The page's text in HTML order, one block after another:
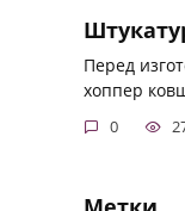
Перед
хоппер
0